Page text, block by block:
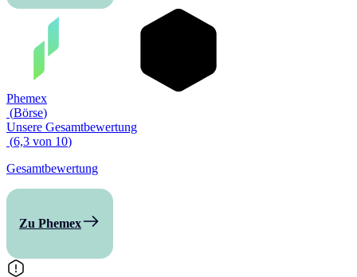
Phemex
(Börse)
Unsere Gesamtbewertung
(6,3 von 10)
Gesamtbewertung
Zu Phemex